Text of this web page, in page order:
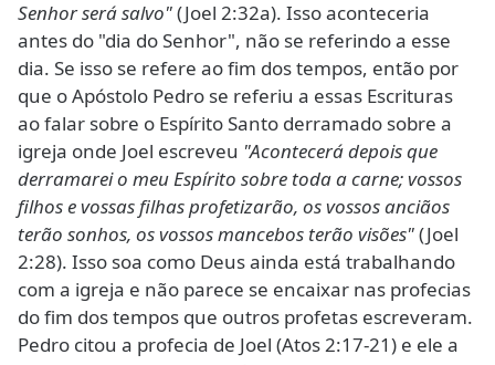
Senhor será salvo"(Joel 2:32a). Isso aconteceria
antes do "dia do Senhor", não se referindo a esse
dia. Se isso se refere ao fim dos tempos, então por
que o Apóstolo Pedro se referiu a essas Escrituras
ao falar sobre o Espírito Santo derramado sobre a
igreja onde Joel escreveu "Acontecerá depois que
derramarei o meu Espírito sobre toda a carne; vossos
filhos e vossas filhas profetizarão, os vossos anciãos
terão sonhos, os vossos mancebos terão visões"(Joel
2:28). Isso soa como Deus ainda está trabalhando
com a igreja e não parece se encaixar nas profecias
do fim dos tempos que outros profetas escreveram.
Pedro citou a profecia de Joel (Atos 2:17-21) e ele a